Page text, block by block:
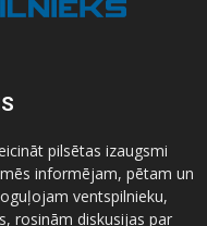
pilsētas izaugsmi
informējam, pētam un
ventspilnieku,
rosinām diskusijas par